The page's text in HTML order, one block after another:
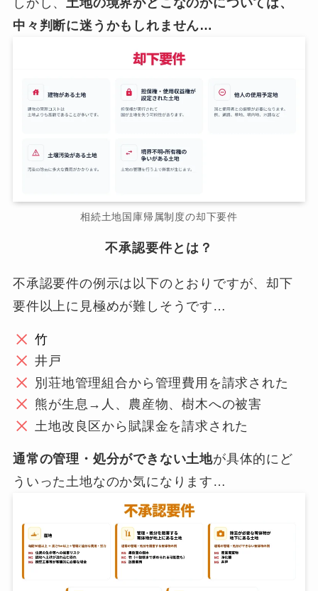
しかし、土地の境界がどこなのかについては、
中々判断に迷うかもしれません…
相続土地国庫帰属制度の却下要件
不承認要件とは？
不承認要件の例示は以下のとおりですが、却下
要件以上に見極めが難しそうです…
竹
井戸
別荘地管理組合から管理費用を請求された
熊が生息→人、農産物、樹木への被害
土地改良区から賦課金を請求された
通常の管理・処分ができない土地が具体的にど
ういった土地なのか気になります…